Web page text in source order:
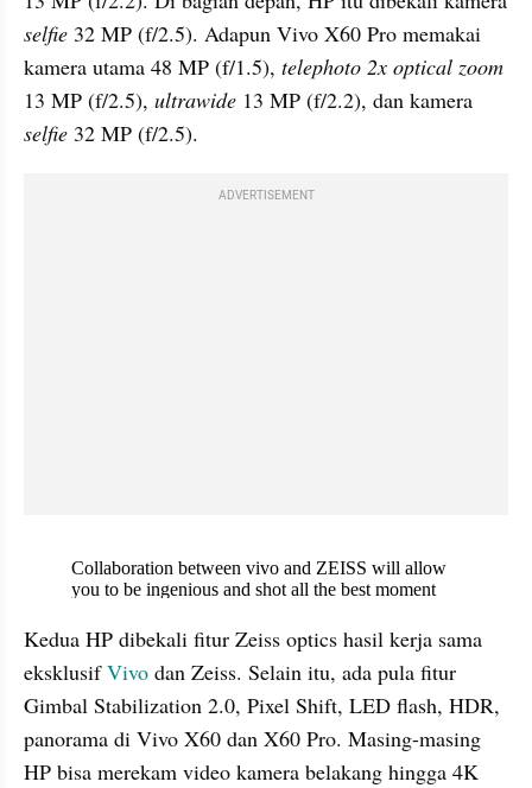
selfie 32 MP (f/2.5). Adapun Vivo X60 Pro memakai
kamera utama 48 MP (f/1.5), telephoto 2x optical zoom
13 MP (f/2.5), ultrawide
selfie 32 MP (f/2.5).
ADVERTISEMENT
X post embed
Kedua HP dibekali fitur Zeiss optics hasil kerja sama
eksklusif Vivo dan Zeiss. Selain itu, ada pula fitur
Gimbal Stabilization 2.0, Pixel Shift, LED flash, HDR,
panorama di Vivo X60 dan X60 Pro. Masing-masing
HP bisa merekam video kamera belakang hingga 4K